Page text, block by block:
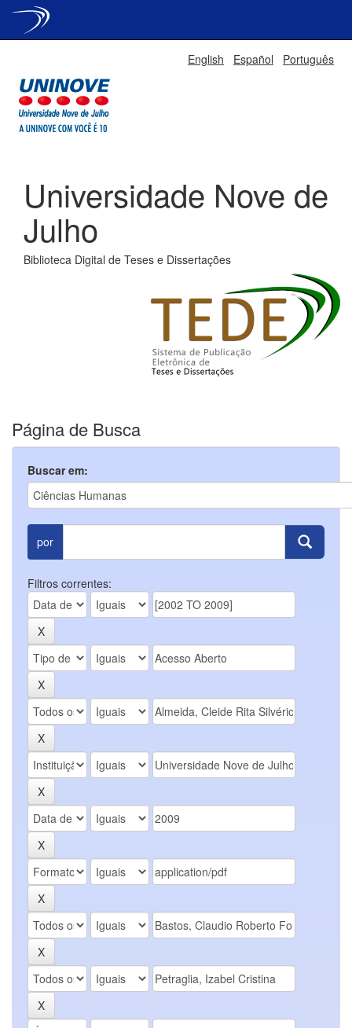
English Español Português
Universidade Nove de
Julho
Biblioteca Digital de Teses e Dissertações
Página de Busca
Buscar em:
por
Filtros correntes: